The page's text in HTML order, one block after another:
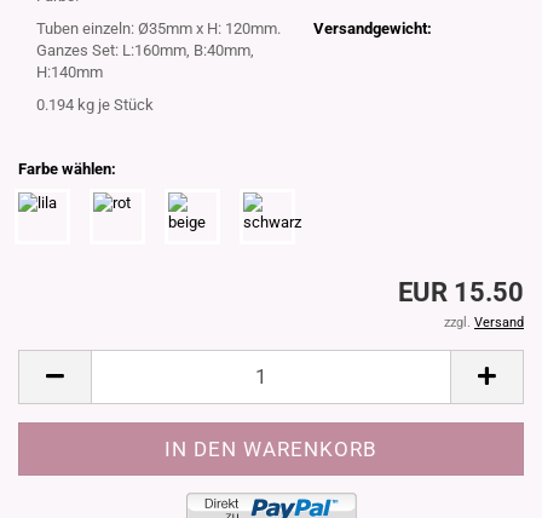
Tuben einzeln: Ø35mm x H: 120mm.
Ganzes Set: L:160mm, B:40mm,
H:140mm
Versandgewicht:
0.194 kg je Stück
Farbe wählen:
EUR 15.50
zzgl. Versand